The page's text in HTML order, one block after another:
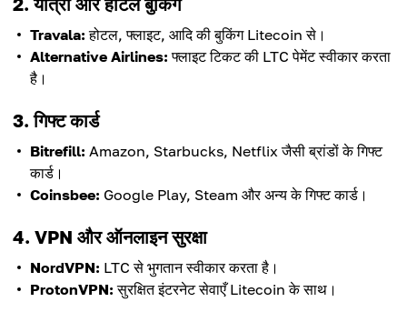
Travala: होटल, फ्लाइट, आदि की बुकिंग Litecoin से।
Alternative Airlines: फ्लाइट टिकट की LTC पेमेंट स्वीकार करता
है।
3. गिफ्ट कार्ड
Bitrefill: Amazon, Starbucks, Netflix जैसी ब्रांडों के गिफ्ट
कार्ड।
Coinsbee: Google Play, Steam और अन्य के गिफ्ट कार्ड।
4. VPN और ऑनलाइन सुरक्षा
NordVPN: LTC से भुगतान स्वीकार करता है।
ProtonVPN: सुरक्षित इंटरनेट सेवाएँ Litecoin के साथ।